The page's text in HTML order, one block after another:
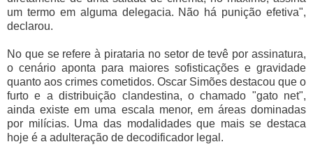
um termo em alguma delegacia. Não há punição efetiva",
declarou.
No que se refere à pirataria no setor de tevê por assinatura,
o cenário aponta para maiores sofisticações e gravidade
quanto aos crimes cometidos. Oscar Simões destacou que o
furto e a distribuição clandestina, o chamado "gato net",
ainda existe em uma escala menor, em áreas dominadas
por milícias. Uma das modalidades que mais se destaca
hoje é a adulteração de decodificador legal.